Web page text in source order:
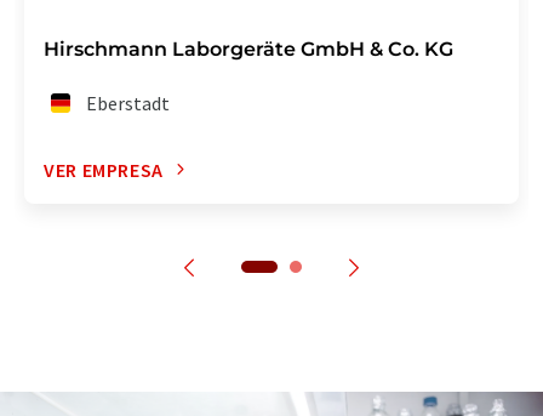
Hirschmann Laborgeräte GmbH & Co. KG
Eberstadt
VER EMPRESA